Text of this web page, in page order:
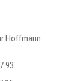
Hoffmann
93